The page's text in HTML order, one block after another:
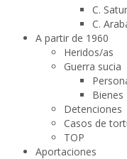
C.
C.
A partir de 1960
Heridos/as
Guerra sucia
Bienes
Detenciones
Casos de
TOP
Aportaciones